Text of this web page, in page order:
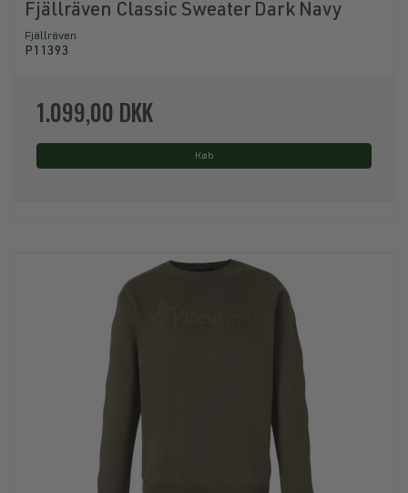
Fjällräven Classic Sweater Dark Navy
Fjällräven
P11393
1.099,00 DKK
Køb